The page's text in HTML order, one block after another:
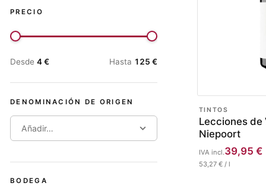
PRECIO
Desde 4€ Hasta 125 €
DENOMINACIÓN DE ORIGEN
Añadir…
BODEGA
TINTOS
Lecciones de
Niepoort
39,95 €
IVA incl.
53,27€/ l